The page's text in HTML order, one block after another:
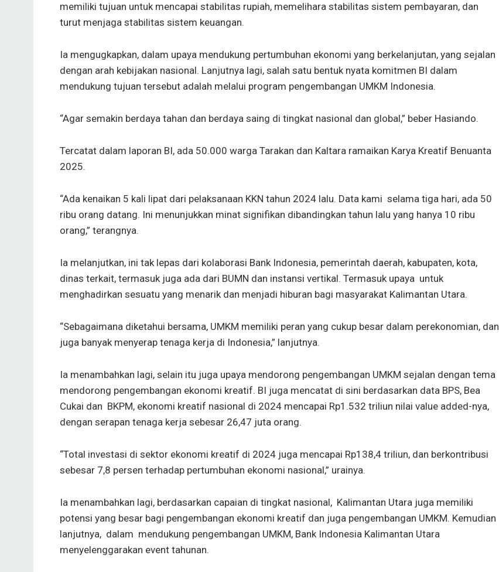
memiliki tujuan untuk mencapai stabilitas rupiah, memelihara stabilitas sistem pembayaran, dan
turut menjaga stabilitas sistem keuangan.
Ia mengugkapkan, dalam upaya mendukung pertumbuhan ekonomi yang berkelanjutan, yang sejalan
dengan arah kebijakan nasional. Lanjutnya lagi, salah satu bentuk nyata komitmen BI dalam
mendukung tujuan tersebut adalah melalui program pengembangan UMKM Indonesia.
“Agar semakin berdaya tahan dan berdaya saing di tingkat nasional dan global,” beber Hasiando.
Tercatat dalam laporan BI, ada 50.000 warga Tarakan dan Kaltara ramaikan Karya Kreatif Benuanta
2025.
“Ada kenaikan 5 kali lipat dari pelaksanaan KKN tahun 2024 lalu. Data kami selama tiga hari, ada 50
ribu orang datang. Ini menunjukkan minat signifikan dibandingkan tahun lalu yang hanya 10 ribu
orang,” terangnya.
Ia melanjutkan, ini tak lepas dari kolaborasi Bank Indonesia, pemerintah daerah, kabupaten, kota,
dinas terkait, termasuk juga ada dari BUMN dan instansi vertikal. Termasuk upaya untuk
menghadirkan sesuatu yang menarik dan menjadi hiburan bagi masyarakat Kalimantan Utara.
“Sebagaimana diketahui bersama, UMKM memiliki peran yang cukup besar dalam perekonomian, dan
juga banyak menyerap tenaga kerja di Indonesia,” lanjutnya.
Ia menambahkan lagi, selain itu juga upaya mendorong pengembangan UMKM sejalan dengan tema
mendorong pengembangan ekonomi kreatif. BI juga mencatat di sini berdasarkan data BPS, Bea
Cukai dan BKPM, ekonomi kreatif nasional di 2024 mencapai Rp1.532 triliun nilai value added-nya,
dengan serapan tenaga kerja sebesar 26,47 juta orang.
“Total investasi di sektor ekonomi kreatif di 2024 juga mencapai Rp138,4 triliun, dan berkontribusi
sebesar 7,8 persen terhadap pertumbuhan ekonomi nasional,” urainya.
Ia menambahkan lagi, berdasarkan capaian di tingkat nasional, Kalimantan Utara juga memiliki
potensi yang besar bagi pengembangan ekonomi kreatif dan juga pengembangan UMKM. Kemudian
lanjutnya, dalam mendukung pengembangan UMKM, Bank Indonesia Kalimantan Utara
menyelenggarakan event tahunan.